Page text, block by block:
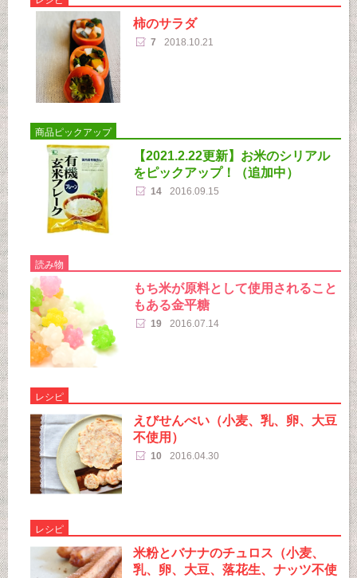
柿のサラダ
7 2018.10.21
商品ピックアップ
【2021.2.22更新】お米のシリアル
をピックアップ！（追加中）
14 2016.09.15
読み物
もち米が原料として使用されること
もある金平糖
19 2016.07.14
レシピ
えびせんべい（小麦、乳、卵、大豆
不使用）
10 2016.04.30
レシピ
米粉とバナナのチュロス（小麦、
乳、卵、大豆、落花生、ナッツ不使